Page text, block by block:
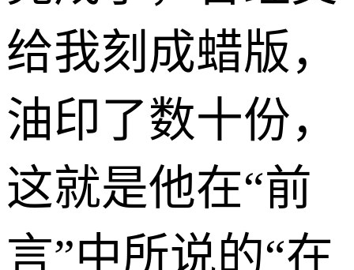
给我刻成蜡版，
油印了数十份，
这就是他在“前
言”中所说的“在